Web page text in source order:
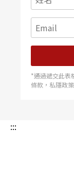
文字｜黃雍智
*通過遞交此表
條款，私隱政
:::